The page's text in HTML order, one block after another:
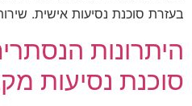
בעזרת סוכנת נסיעות אישית.
היתרונות
סוכנת נסיעות